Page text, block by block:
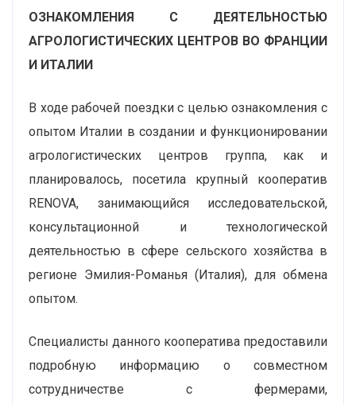
ОЗНАКОМЛЕНИЯ С ДЕЯТЕЛЬНОСТЬЮ
АГРОЛОГИСТИЧЕСКИХ ЦЕНТРОВ ВО ФРАНЦИИ
И ИТАЛИИ
В ходе рабочей поездки с целью ознакомления с
опытом Италии в создании и функционировании
агрологистических центров группа, как и
планировалось, посетила крупный кооператив
RENOVA, занимающийся исследовательской,
консультационной и технологической
деятельностью в сфере сельского хозяйства в
регионе Эмилия-Романья (Италия), для обмена
опытом.
Специалисты данного кооператива предоставили
подробную информацию о совместном
сотрудничестве с фермерами,